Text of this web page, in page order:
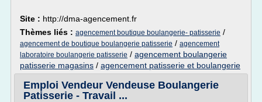
Site : http://dma-agencement.fr
Thèmes liés : agencement boutique boulangerie- patisserie /
agencement de boutique boulangerie patisserie / agencement
laboratoire boulangerie patisserie / agencement boulangerie
patisserie magasins / agencement patisserie et boulangerie
Emploi Vendeur Vendeuse Boulangerie
Patisserie - Travail ...